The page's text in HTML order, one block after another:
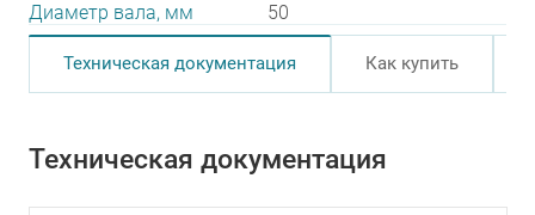
Диаметр вала, мм
50
Техническая документация Как купить
Техническая документация